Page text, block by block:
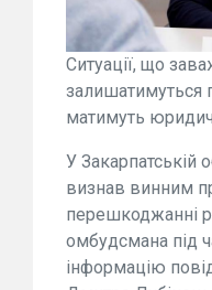
Ситуації, що
залишатимуться
матимуть
У Закарпатській
визнав винним
перешкоджанні
омбудсмана під
інформацію